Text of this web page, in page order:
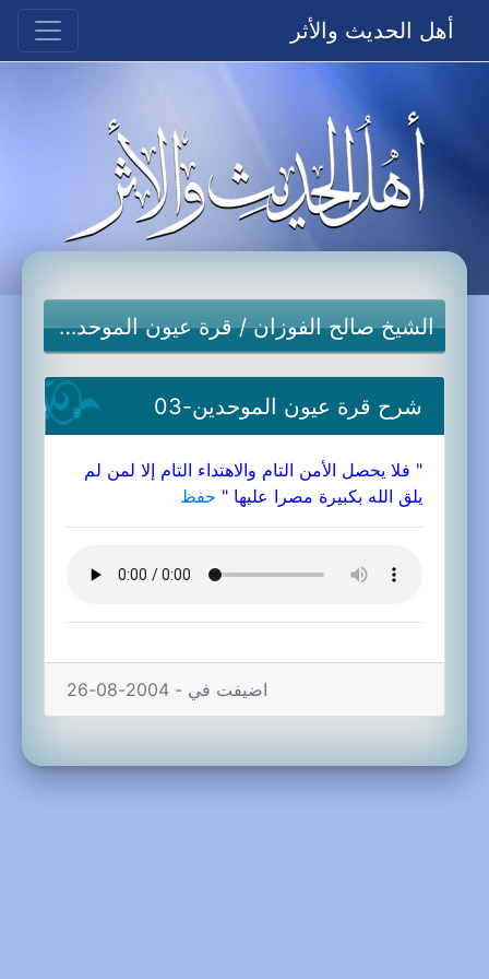
أهل الحديث والأثر
الشيخ صالح الفوزان/قرة عيون الموحدين
شرح قرة عيون الموحدين-03
" فلا يحصل الأمن التام والاهتداء التام إلا لمن لم
يلق الله بكبيرة مصرا عليها " حفظ
اضيفت في - 2004-08-26